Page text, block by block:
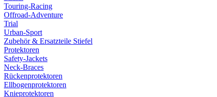
Touring-Racing
Offroad-Adventure
Trial
Urban-Sport
Zubehör & Ersatzteile Stiefel
Protektoren
Safety-Jackets
Neck-Braces
Rückenprotektoren
Ellbogenprotektoren
Knieprotektoren